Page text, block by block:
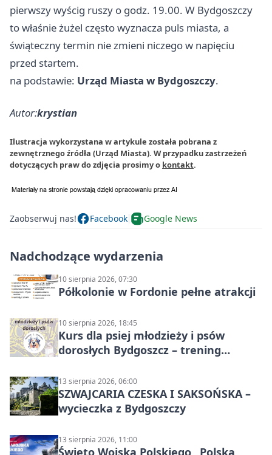
pierwszy wyścig ruszy o godz. 19.00. W Bydgoszczy
to właśnie żużel często wyznacza puls miasta, a
świąteczny termin nie zmieni niczego w napięciu
przed startem.
na podstawie: Urząd Miasta w Bydgoszczy.
Autor:krystian
Ilustracja wykorzystana w artykule została pobrana z
zewnętrznego źródła (Urząd Miasta). W przypadku zastrzeżeń
dotyczących praw do zdjęcia prosimy o kontakt.
Zaobserwuj nas! Facebook Google News
Nadchodzące wydarzenia
10 sierpnia 2026, 07:30
Półkolonie w Fordonie pełne atrakcji
10 sierpnia 2026, 18:45
Kurs dla psiej młodzieży i psów
dorosłych Bydgoszcz – trening
13 sierpnia 2026, 06:00
SZWAJCARIA CZESKA I SAKSOŃSKA –
wycieczka z Bydgoszczy
13 sierpnia 2026, 11:00
Święto Wojska Polskiego „Polska